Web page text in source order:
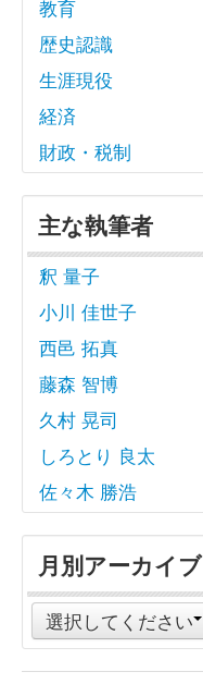
教育
歴史認識
生涯現役
経済
財政・税制
主な執筆者
釈 量子
小川 佳世子
西邑 拓真
藤森 智博
久村 晃司
しろとり 良太
佐々木 勝浩
月別アーカイブ
選択してください